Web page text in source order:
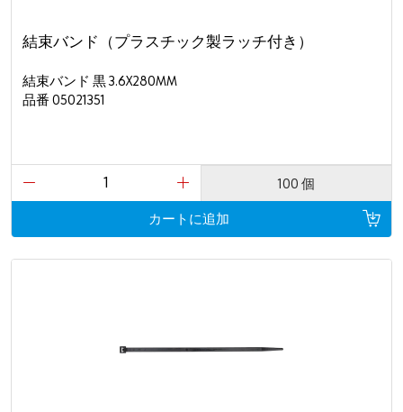
結束バンド（プラスチック製ラッチ付き）
結束バンド 黒 3.6X280MM
品番 05021351
100 個
カートに追加